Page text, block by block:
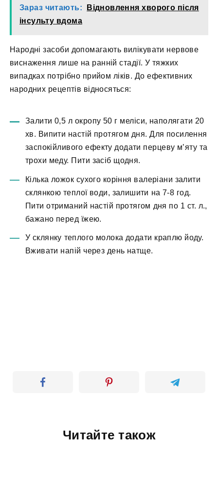
Зараз читають:
Відновлення хворого після
інсульту вдома
Народні засоби допомагають вилікувати нервове
виснаження лише на ранній стадії. У тяжких
випадках потрібно прийом ліків. До ефективних
народних рецептів відносяться:
Залити 0,5 л окропу 50 г меліси, наполягати 20
хв. Випити настій протягом дня. Для посилення
заспокійливого ефекту додати перцеву м’яту та
трохи меду. Пити засіб щодня.
Кілька ложок сухого коріння валеріани залити
склянкою теплої води, залишити на 7-8 год.
Пити отриманий настій протягом дня по 1 ст. л.,
бажано перед їжею.
У склянку теплого молока додати краплю йоду.
Вживати напій через день натще.
Читайте також